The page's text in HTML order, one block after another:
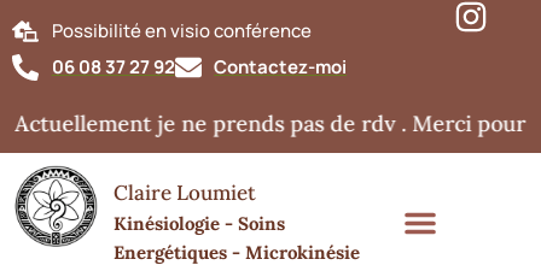
Possibilité en visio conférence
06 08 37 27 92
Contactez-moi
je ne prends pas de rdv . Merci pour
Claire Loumiet
Kinésiologie - Soins
Energétiques - Microkinésie